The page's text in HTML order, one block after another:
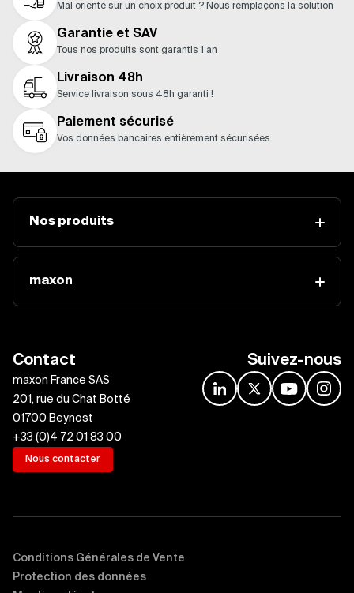
Mal orienté sur un choix produit ? Nous remplaçons la solution
Garantie et SAV
Tous nos produits sont garantis 1 an
Livraison 48h
Service livraison sous 48h garanti !
Paiement sécurisé
Vos données bancaires entièrement sécurisées
Nos produits
maxon
Contact
maxon France SAS
201, rue du Chat Botté
01700 Beynost
+33 (0)4 72 01 83 00
Nous contacter
Suivez-nous
linkedinx youtube
Conditions Générales de Vente
Protection des données